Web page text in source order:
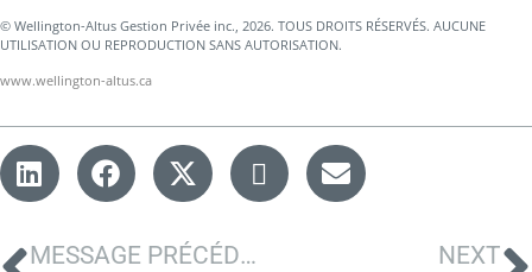
© Wellington-Altus Gestion Privée inc., 2026. TOUS DROITS RÉSERVÉS. AUCUNE
UTILISATION OU REPRODUCTION SANS AUTORISATION.
www.wellington-altus.ca
MESSAGE PRÉCÉDENT NEXT